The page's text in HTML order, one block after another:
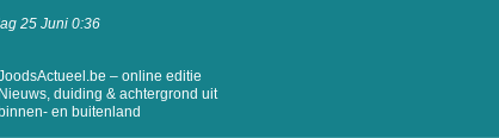
25 Juni 0:36
– online editie
Nieuws, duiding & achtergrond uit
binnen- en buitenland